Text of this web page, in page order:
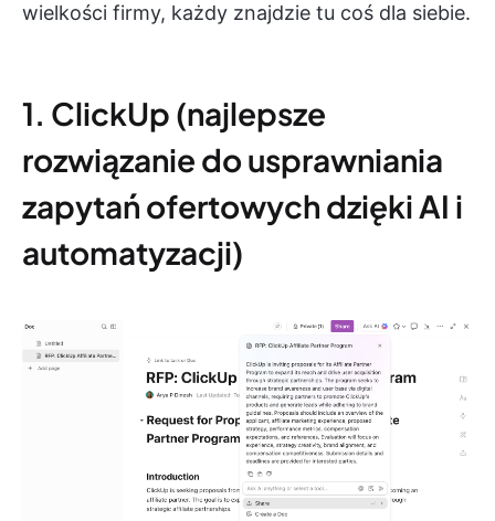
wielkości firmy, każdy znajdzie tu coś dla siebie.
1. ClickUp (najlepsze
rozwiązanie do usprawniania
zapytań ofertowych dzięki AI i
automatyzacji)